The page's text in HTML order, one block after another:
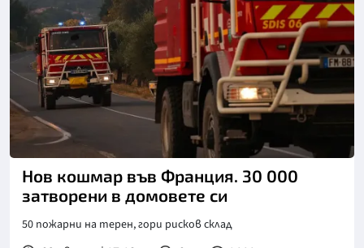
Нов кошмар във Франция. 30 000
затворени в домовете си
50 пожарни на терен, гори рисков склад